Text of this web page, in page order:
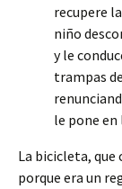
recupere
niño
y le
trampas
le pone
La bicicleta, que
porque era un